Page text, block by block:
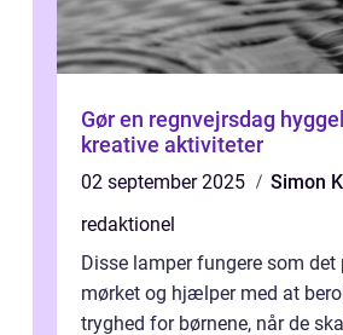
Gør en regnvejrsdag
kreative aktiviteter
02 september 2025
Simon
redaktionel
Disse lamper fungere som det
mørket og hjælper med at
tryghed for børnene, når de